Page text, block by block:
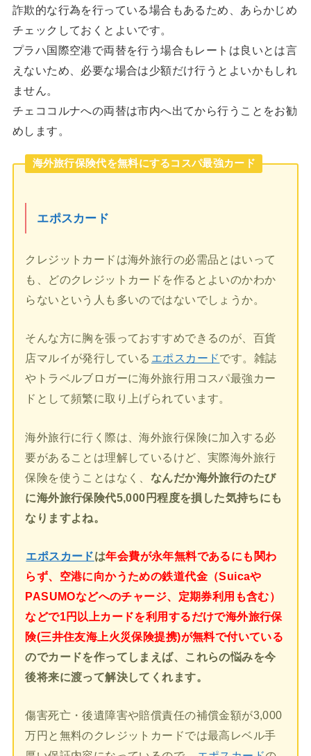
詐欺的な行為を行っている場合もあるため、あらかじめ
チェックしておくとよいです。
プラハ国際空港で両替を行う場合もレートは良いとは言
えないため、必要な場合は少額だけ行うとよいかもしれ
ません。
チェココルナへの両替は市内へ出てから行うことをお勧
めします。
海外旅行保険代を無料にするコスパ最強カード
エポスカード
クレジットカードは海外旅行の必需品とはいって
も、どのクレジットカードを作るとよいのかわか
らないという人も多いのではないでしょうか。
そんな方に胸を張っておすすめできるのが、百貨
店マルイが発行している エポスカードです。雑誌
やトラベルブロガーに海外旅行用コスパ最強カー
ドとして頻繁に取り上げられています。
海外旅行に行く際は、海外旅行保険に加入する必
要があることは理解しているけど、実際海外旅行
保険を使うことはなく、 なんだか海外旅行のたび
に海外旅行保険代5,000円程度を損した気持ちにも
なりますよね。
エポスカードは年会費が永年無料であるにも関わ
らず、空港に向かうための鉄道代金（Suicaや
PASUMOなどへのチャージ、定期券利用も含む）
などで1円以上カードを利用するだけで海外旅行保
険(三井住友海上火災保険提携)が無料で付いている
のでカードを作ってしまえば、これらの悩みを今
後将来に渡って解決してくれます。
傷害死亡・後遺障害や賠償責任の補償金額が3,000
万円と無料のクレジットカードでは最高レベル手